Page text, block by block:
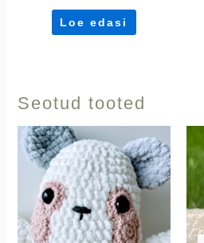
Loe edasi
Seotud tooted